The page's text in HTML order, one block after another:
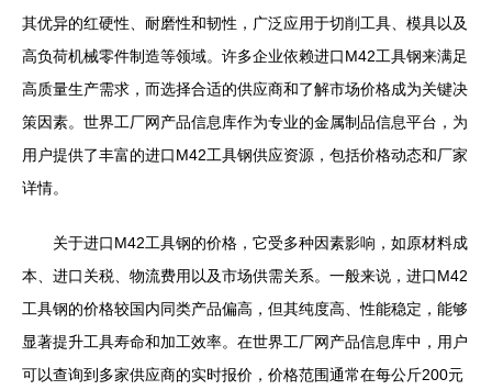
其优异的红硬性、耐磨性和韧性，广泛应用于切削工具、模具以及
高负荷机械零件制造等领域。许多企业依赖进口M42工具钢来满足
高质量生产需求，而选择合适的供应商和了解市场价格成为关键决
策因素。世界工厂网产品信息库作为专业的金属制品信息平台，为
用户提供了丰富的进口M42工具钢供应资源，包括价格动态和厂家
详情。
关于进口M42工具钢的价格，它受多种因素影响，如原材料成
本、进口关税、物流费用以及市场供需关系。一般来说，进口M42
工具钢的价格较国内同类产品偏高，但其纯度高、性能稳定，能够
显著提升工具寿命和加工效率。在世界工厂网产品信息库中，用户
可以查询到多家供应商的实时报价，价格范围通常在每公斤200元